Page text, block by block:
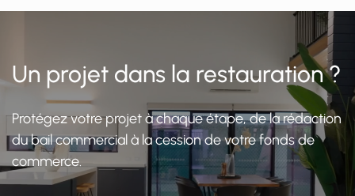
Un projet dans la restauration ?
Protégez votre projet à chaque étape, de la rédaction
du bail commercial à la cession de votre fonds de
commerce.